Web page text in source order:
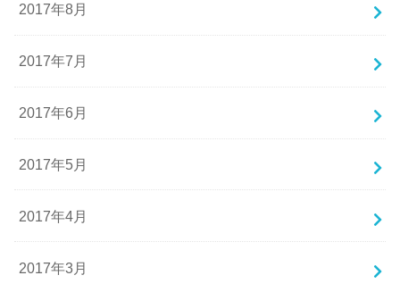
2017年8月
2017年7月
2017年6月
2017年5月
2017年4月
2017年3月